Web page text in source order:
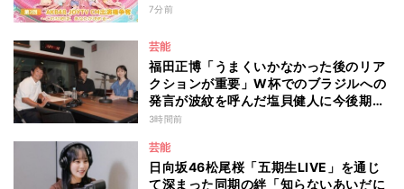
7分前
芸能
福田正博「うまくいかなかった後のリア
クションが重要」W杯でのブラジルへの
発言が波紋を呼んだ塩貝健人に今後期待
することは？
3時間前
芸能
日向坂46松尾桜「五期生LIVE」を通じ
て深まった同期の絆「知らないあいだに